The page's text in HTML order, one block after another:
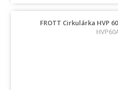
FROTT Cirkulárka HVP